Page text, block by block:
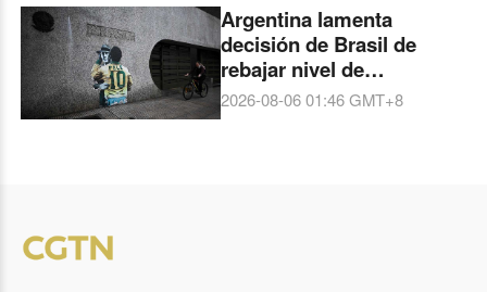
Argentina lamenta
decisión de Brasil de
rebajar nivel de
relaciones diplomáticas
bilaterales
2026-08-06 01:46GMT+8